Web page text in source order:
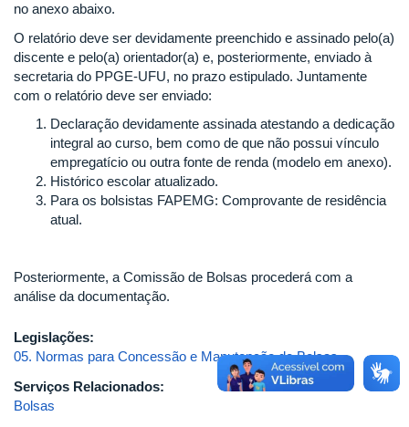
no anexo abaixo.
O relatório deve ser devidamente preenchido e assinado pelo(a)
discente e pelo(a) orientador(a) e, posteriormente, enviado à
secretaria do PPGE-UFU, no prazo estipulado. Juntamente
com o relatório deve ser enviado:
Declaração devidamente assinada atestando a dedicação
integral ao curso, bem como de que não possui vínculo
empregatício ou outra fonte de renda (modelo em anexo).
Histórico escolar atualizado.
Para os bolsistas FAPEMG: Comprovante de residência
atual.
Posteriormente, a Comissão de Bolsas procederá com a
análise da documentação.
Legislações:
05. Normas para Concessão e Manutenção de Bolsas
Serviços Relacionados:
Bolsas